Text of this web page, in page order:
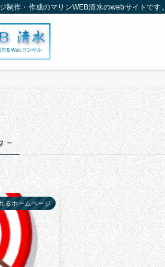
制作・作成のマリンWEB清水のwebサイトです。
–
るホームページ